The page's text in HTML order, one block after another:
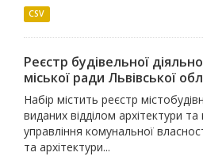
CSV
Реєстр будівельної
міської ради Львівської
Набір містить реєстр
виданих відділом архітектури
управління комунальної
та архітектури...